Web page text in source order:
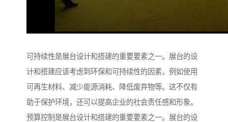
可持续性是展台设计和搭建的重要要素之一。展台的设
计和搭建应该考虑到环保和可持续性的因素，例如使用
可再生材料、减少能源消耗、降低废弃物等。这不仅有
助于保护环境，还可以提高企业的社会责任感和形象。
预算控制是展台设计和搭建的重要要素之一。展台的设